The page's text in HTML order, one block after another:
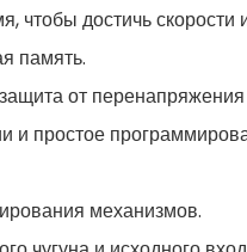
чтобы достичь
память.
от
простое
механизмов.